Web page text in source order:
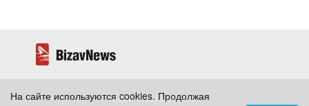
2026 ©BizavNews
На сайте используются cookies. Продолжая